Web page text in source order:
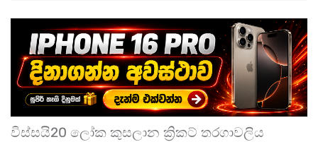
විස්සයි20 ලෝක කුසලාන ක්‍රිකට් තරගාවලිය